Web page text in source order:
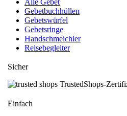
Alle Gebet
Gebetbuchhüllen
Gebetswürfel
Gebetsringe
Handschmeichler
Reisebegleiter
Sicher
TrustedShops-
Einfach